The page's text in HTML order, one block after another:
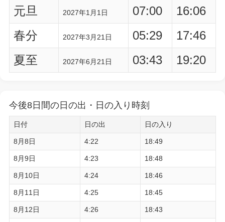
元旦
2027年1月1日 07:00
16:06
春分
2027年3月21日 05:29
17:46
夏至
2027年6月21日 03:43 19:20
今後8日間の日の出・日の入り時刻
日付 日の出 日の入り
8月8日 4:22 18:49
8月9日 4:23 18:48
8月10日 4:24 18:46
8月11日 4:25 18:45
8月12日 4:26 18:43